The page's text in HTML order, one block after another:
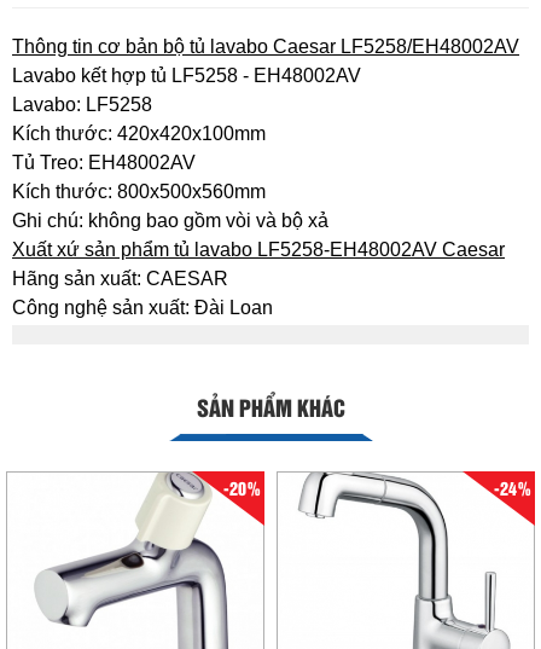
Thông tin cơ bản bộ tủ lavabo Caesar LF5258/EH48002AV
Lavabo kết hợp tủ LF5258 - EH48002AV
Lavabo: LF5258
Kích thước: 420x420x100mm
Tủ Treo: EH48002AV
Kích thước: 800x500x560mm
Ghi chú: không bao gồm vòi và bộ xả
Xuất xứ sản phẩm tủ lavabo LF5258-EH48002AV Caesar
Hãng sản xuất: CAESAR
Công nghệ sản xuất: Đài Loan
SẢN PHẨM KHÁC
-20% -24%